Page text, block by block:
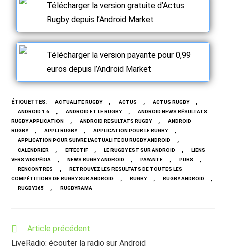
Télécharger la version gratuite d’Actus
Rugby depuis l’Android Market
Télécharger la version payante pour 0,99
euros depuis l’Android Market
ÉTIQUETTES: ACTUALITÉ RUGBY , ACTUS , ACTUS RUGBY ,
ANDROID 1.6 , ANDROID ET LE RUGBY ,
ANDROID NEWS RÉSULTATS
RUGBY APPLICATION
, ANDROID RÉSULTATS RUGBY ,
ANDROID
RUGBY
, APPLI RUGBY , APPLICATION POUR LE RUGBY ,
APPLICATION POUR SUIVRE L'ACTUALITÉ DU RUGBY ANDROID ,
CALENDRIER , EFFECTIF , LE RUGBY EST SUR ANDROID ,
LIENS
VERS WIKIPÉDIA
, NEWS RUGBY ANDROID , PAYANTE , PUBS ,
RENCONTRES ,
RETROUVEZ LES RÉSULTATS DE TOUTES LES
COMPÉTITIONS DE RUGBY SUR ANDROID
, RUGBY , RUGBY ANDROID ,
RUGBY365 , RUGBYRAMA
Read Article précédent
LiveRadio: écouter la radio sur Android